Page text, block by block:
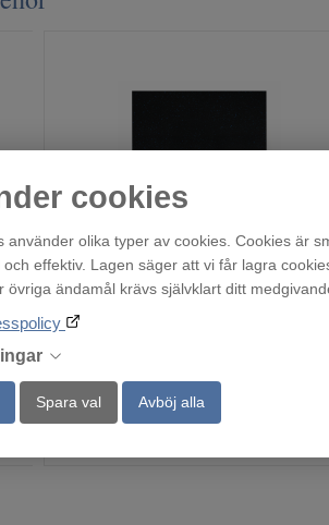
cookies
använder olika typer av cookies. Cookies är
och effektiv. Lagen säger att vi får lagra
övriga ändamål krävs självklart ditt
Spara val Avböj alla
WXVM
Finns i lager!